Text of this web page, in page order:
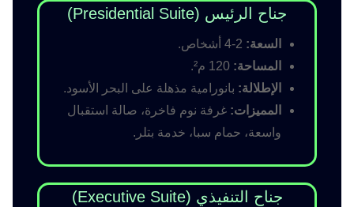
جناح الرئيس (Presidential Suite)
السعة:
المساحة:
الإطلالة: بانورامية مذهلة على البحر الأسود.
المميزات: غرفة نوم فاخرة، صالة استقبال
واسعة، حمام سبا، خدمة بتلر.
جناح التنفيذي (Executive Suite)